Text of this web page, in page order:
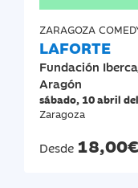
ZARAGOZA
LAFORTE
Fundación
Aragón
sábado, 10 abril
Zaragoza
Desde 18,00€